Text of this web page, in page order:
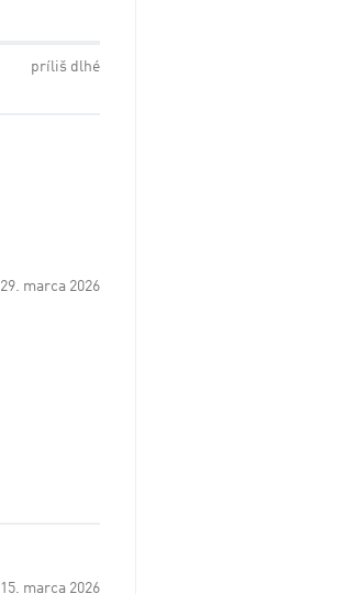
príliš dlhé
29. marca 2026
15. marca 2026